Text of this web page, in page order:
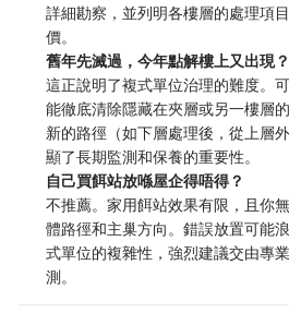
詳細勘察，並列明各樓層的處理項
價。
舊年先滅過，今年點解樓上又出現
這正說明了複式單位治理的難度。
能徹底清除隱藏在夾層或另一樓層
新的路徑（如下層處理後，從上層
顯了長期監測和保養的重要性。
自己買餌站放喺屋企得唔得？
不推薦。家用餌站效果有限，且你
體路徑和主巢方向。錯誤放置可能
式單位的複雜性，強烈建議交由專
測。